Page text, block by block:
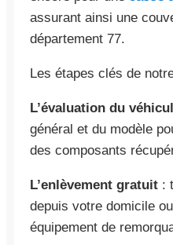
assurant ainsi une
département 77.
Les étapes clés de
L’évaluation du
général et du modèle
des composants
L’enlèvement gratuit :
depuis votre domicile
équipement de